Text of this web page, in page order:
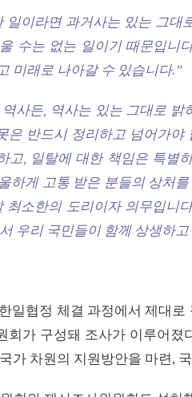
일이라면 과거사는 있는 그대
수는 없는 일이기 때문입니
미래로 나아갈 수 있습니다.”
사든, 역사는 있는 그대로
은 반드시 정리하고 넘어가야
고, 일탈에 대한 책임은 특별
하게 고통 받은 분들의 상처
최소한의 도리이자 의무입니
우리 국민들이 함께 상생하
일협정 체결 과정에서 제대
회가 구성돼 조사가 이루어졌
가 차원의 지원방안을 마련,